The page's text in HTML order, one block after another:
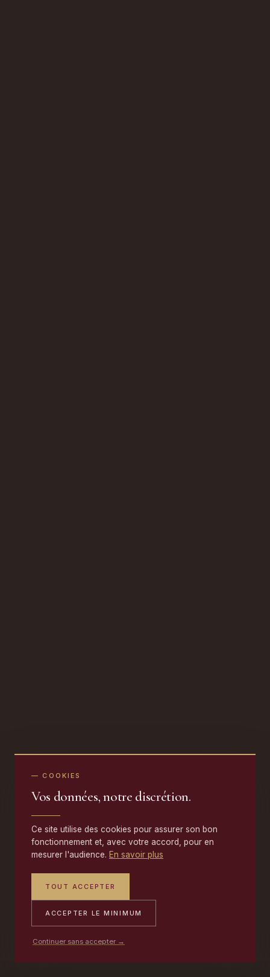
— COOKIES
Vos données, notre discrétion.
Ce site utilise des cookies pour assurer son bon
fonctionnement et, avec votre accord, pour en
mesurer l'audience. En savoir plus
TOUT ACCEPTER
ACCEPTER LE MINIMUM
Continuer sans accepter →